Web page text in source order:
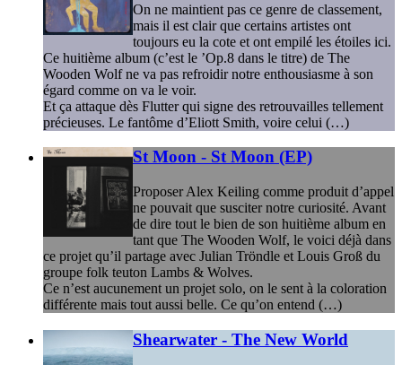
On ne maintient pas ce genre de classement,
mais il est clair que certains artistes ont
toujours eu la cote et ont empilé les étoiles ici.
Ce huitième album (c’est le ’Op.8 dans le titre) de The
Wooden Wolf ne va pas refroidir notre enthousiasme à son
égard comme on va le voir.
Et ça attaque dès Flutter qui signe des retrouvailles tellement
précieuses. Le fantôme d’Eliott Smith, voire celui (…)
St Moon - St Moon (EP)
Proposer Alex Keiling comme produit d’appel
ne pouvait que susciter notre curiosité. Avant
de dire tout le bien de son huitième album en
tant que The Wooden Wolf, le voici déjà dans
ce projet qu’il partage avec Julian Tröndle et Louis Groß du
groupe folk teuton Lambs & Wolves.
Ce n’est aucunement un projet solo, on le sent à la coloration
différente mais tout aussi belle. Ce qu’on entend (…)
Shearwater - The New World